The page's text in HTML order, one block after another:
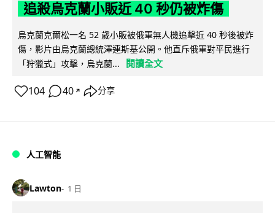
追殺烏克蘭小販近 40 秒仍被炸傷
烏克蘭克爾松一名 52 歲小販被俄軍無人機追擊近 40 秒後被炸
傷，影片由烏克蘭總統澤連斯基公開。他直斥俄軍對平民進行
「狩獵式」攻擊，烏克蘭...
閱讀全文
104 40 ↗ 分享
人工智能
Lawton 1 日